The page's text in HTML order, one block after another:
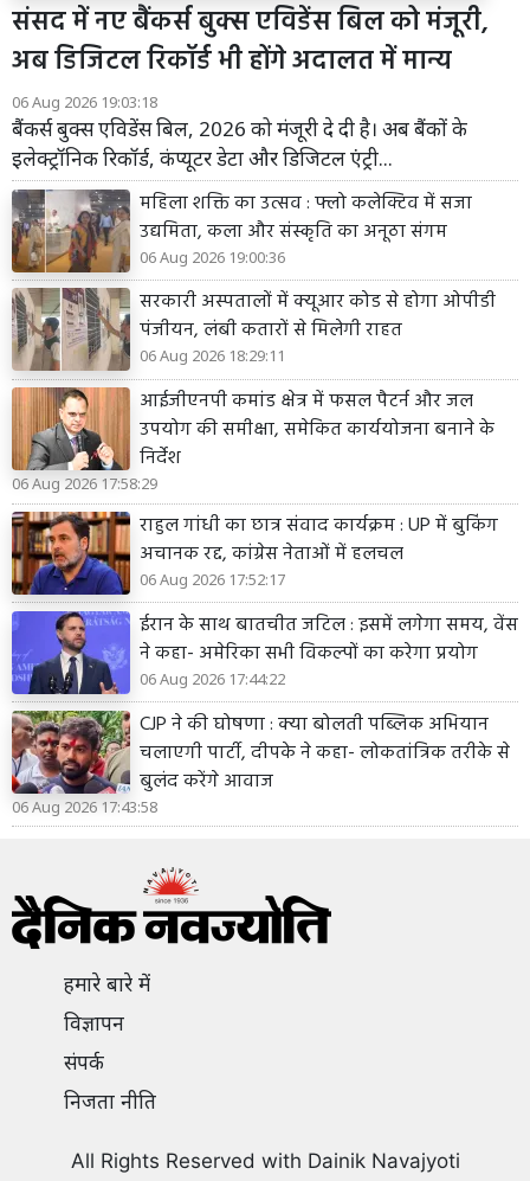
संसद में नए बैंकर्स बुक्स एविडेंस बिल को मंजूरी,
अब डिजिटल रिकॉर्ड भी होंगे अदालत में मान्य
06 Aug 2026 19:03:18
बैंकर्स बुक्स एविडेंस बिल, 2026 को मंजूरी दे दी है। अब बैंकों के
इलेक्ट्रॉनिक रिकॉर्ड, कंप्यूटर डेटा और डिजिटल एंट्री...
महिला शक्ति का उत्सव : फ्लो कलेक्टिव में सजा
उद्यमिता, कला और संस्कृति का अनूठा संगम
06 Aug 2026 19:00:36
सरकारी अस्पतालों में क्यूआर कोड से होगा ओपीडी
पंजीयन, लंबी कतारों से मिलेगी राहत
06 Aug 2026 18:29:11
आईजीएनपी कमांड क्षेत्र में फसल पैटर्न और जल
उपयोग की समीक्षा, समेकित कार्ययोजना बनाने के
निर्देश
06 Aug 2026 17:58:29
राहुल गांधी का छात्र संवाद कार्यक्रम : UP में बुकिंग
अचानक रद्द, कांग्रेस नेताओं में हलचल
06 Aug 2026 17:52:17
ईरान के साथ बातचीत जटिल : इसमें लगेगा समय, वेंस
ने कहा- अमेरिका सभी विकल्पों का करेगा प्रयोग
06 Aug 2026 17:44:22
CJP ने की घोषणा : क्या बोलती पब्लिक अभियान
चलाएगी पार्टी, दीपके ने कहा- लोकतांत्रिक तरीके से
बुलंद करेंगे आवाज
06 Aug 2026 17:43:58
हमारे बारे में
विज्ञापन
संपर्क
निजता नीति
All Rights Reserved with Dainik Navajyoti